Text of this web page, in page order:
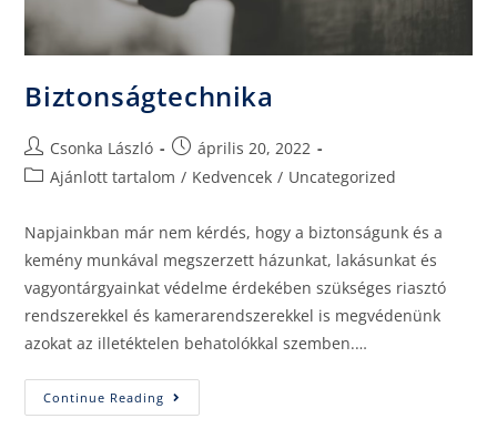
Biztonságtechnika
Csonka László
április 20, 2022
Ajánlott tartalom / Kedvencek / Uncategorized
Napjainkban már nem kérdés, hogy a biztonságunk és a
kemény munkával megszerzett házunkat, lakásunkat és
vagyontárgyainkat védelme érdekében szükséges riasztó
rendszerekkel és kamerarendszerekkel is megvédenünk
azokat az illetéktelen behatolókkal szemben.…
Continue Reading